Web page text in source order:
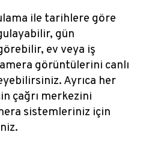
ile tarihlere göre
gün
ev veya iş
görüntülerini canlı
Ayrıca her
çağrı merkezini
sistemleriniz için